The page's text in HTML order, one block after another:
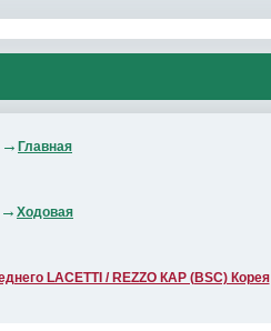
Главная
Ходовая
LACETTI / REZZO КАР (BSC) Корея